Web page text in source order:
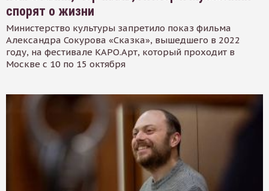
спорят о жизни
Министерство культуры запретило показ фильма
Александра Сокурова «Сказка», вышедшего в 2022
году, на фестивале КАРО.Арт, который проходит в
Москве с 10 по 15 октября